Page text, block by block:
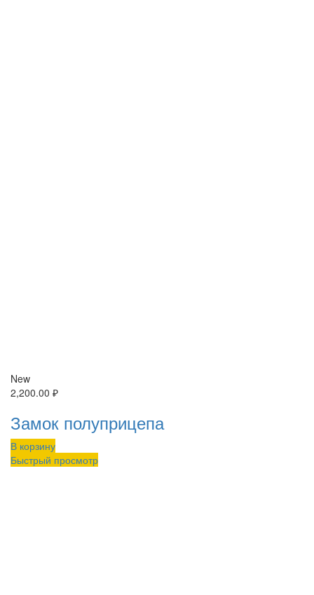
New
2,200.00 ₽
Замок полуприцепа
В корзину
Быстрый просмотр